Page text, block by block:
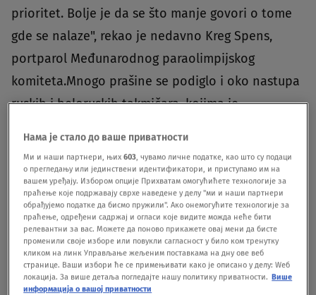
prioritet. Bolje je da se što manje govori o tome
gde se nalaze", rekao je nedavno Kreg Spens,
portparol Međunarodnog paraolimpijskog
komiteta.Mnogo prašine se podiglo i oko nastupa
ruskih i beloruskih takmičara, kojima je
da suspenduju ruske i beloruske sportiste sa
takmičenja.Rusija će učestvovati pod imenom
Ruski paraolimpijski komitet, kao i na Zimskim
igrama.Kina je za Zimske olimpijske igre i Zimske
Paraolimpijske igre napravila zatvoreni sistem,
kako bi sportiste, zaposlene u organizaciji i
Нама је стало до ваше приватности
Ми и наши партнери, њих603, чувамо личне податке, као што су подаци
о прегледању или јединствени идентификатори, и приступамо им на
вашем уређају. Избором опције Прихватам омогућићете технологије за
праћење које подржавају сврхе наведене у делу "ми и наши партнери
обрађујемо податке да бисмо пружили". Ако онемогућите технологије за
праћење, одређени садржај и огласи које видите можда неће бити
релевантни за вас. Можете да поново прикажете овај мени да бисте
променили своје изборе или повукли сагласност у било ком тренутку
кликом на линк Управљање жељеним поставкама на дну ове веб
странице. Ваши избори ће се примењивати како је описано у делу: Wеб
локација. За више детаља погледајте нашу политику приватности. Више
информација о вашој приватности